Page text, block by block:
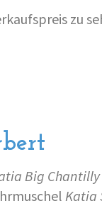
zu
Big Chantilly
Katia